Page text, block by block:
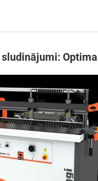
Optimall